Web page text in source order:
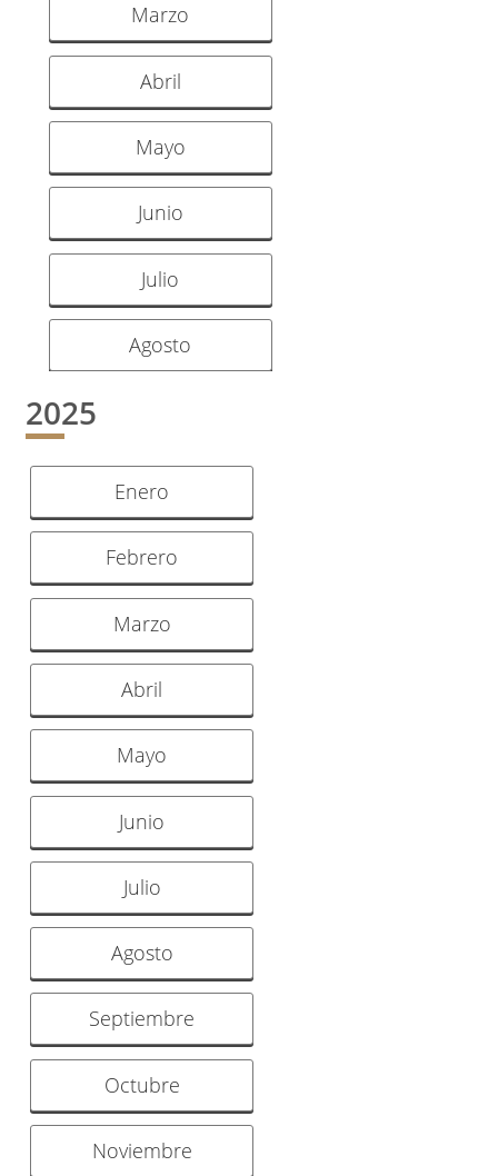
Marzo
Abril
Mayo
Junio
Julio
Agosto
2025
Enero
Febrero
Marzo
Abril
Mayo
Junio
Julio
Agosto
Septiembre
Octubre
Noviembre